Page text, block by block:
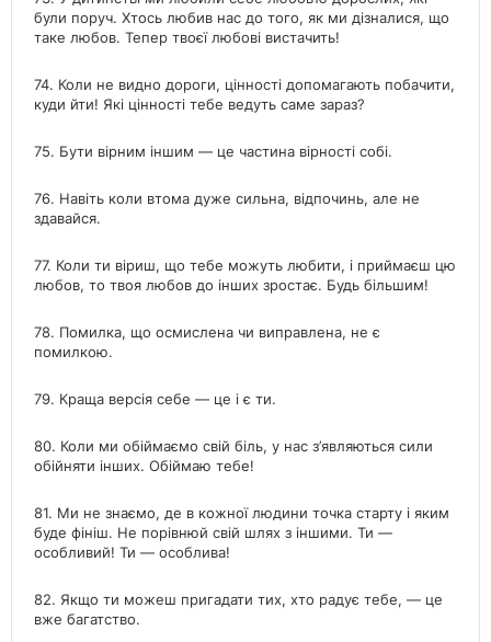
були поруч. Хтось любив нас до того, як ми дізналися, що
таке любов. Тепер твоєї любові вистачить!
74. Коли не видно дороги, цінності допомагають побачити,
куди йти! Які цінності тебе ведуть саме зараз?
75. Бути вірним іншим — це частина вірності собі.
76. Навіть коли втома дуже сильна, відпочинь, але не
здавайся.
77. Коли ти віриш, що тебе можуть любити, і приймаєш цю
любов, то твоя любов до інших зростає. Будь більшим!
78. Помилка, що осмислена чи виправлена, не є
помилкою.
79. Краща версія себе — це і є ти.
80. Коли ми обіймаємо свій біль, у нас з’являються сили
обійняти інших. Обіймаю тебе!
81. Ми не знаємо, де в кожної людини точка старту і яким
буде фініш. Не порівнюй свій шлях з іншими. Ти —
особливий! Ти — особлива!
82. Якщо ти можеш пригадати тих, хто радує тебе, — це
вже багатство.